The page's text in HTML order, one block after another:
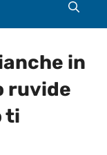
in
ruvide
ti